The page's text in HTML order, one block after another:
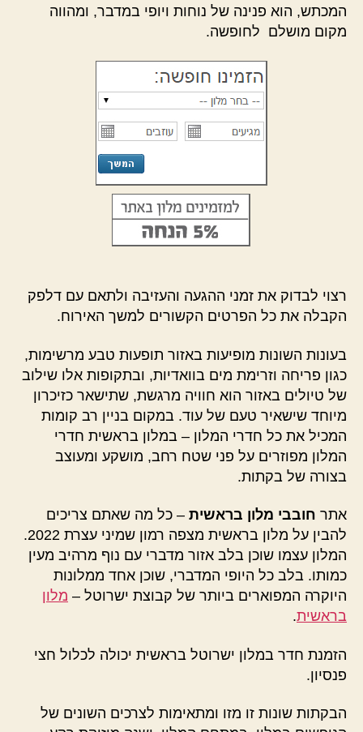
המכתש, הוא פנינה של נוחות ויופי במדבר, ומהווה
מקום מושלם לחופשה.
רצוי לבדוק את זמני ההגעה והעזיבה ולתאם עם דלפק
הקבלה את כל הפרטים הקשורים למשך האירוח.
בעונות השונות מופיעות באזור תופעות טבע מרשימות,
כגון פריחה וזרימת מים בוואדיות, ובתקופות אלו שילוב
של טיולים באזור הוא חוויה מרגשת, שתישאר כזיכרון
מיוחד שישאיר טעם של עוד. במקום בניין רב קומות
המכיל את כל חדרי המלון – במלון בראשית חדרי
המלון מפוזרים על פני שטח רחב, מושקע ומעוצב
בצורה של בקתות.
אתר חובבי מלון בראשית – כל מה שאתם צריכים
להבין על מלון בראשית מצפה רמון שמיני עצרת 2022.
המלון עצמו שוכן בלב אזור מדברי עם נוף מרהיב מעין
כמותו. בלב כל היופי המדברי, שוכן אחד ממלונות
היוקרה המפוארים ביותר של קבוצת ישרוטל – מלון
בראשית.
הזמנת חדר במלון ישרוטל בראשית יכולה לכלול חצי
פנסיון.
הבקתות שונות זו מזו ומתאימות לצרכים השונים של